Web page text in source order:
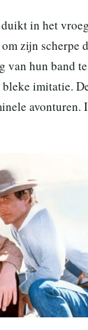
in het
zijn scherpe
van hun band
imitatie.
avonturen.